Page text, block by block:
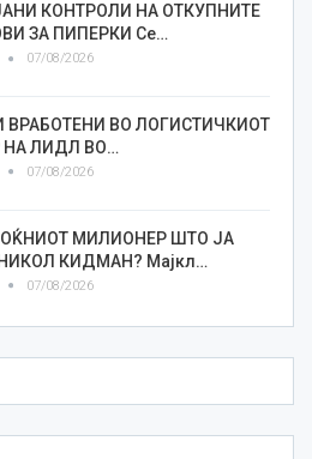
КОНТРОЛИ НА ОТКУПНИТЕ
ЗА ПИПЕРКИ Се…
07/08/2026
ВРАБОТЕНИ ВО ЛОГИСТИЧКИОТ
НА ЛИДЛ ВО…
07/08/2026
МИЛИОНЕР ШТО ЈА
КИДМАН? Мајкл…
07/08/2026